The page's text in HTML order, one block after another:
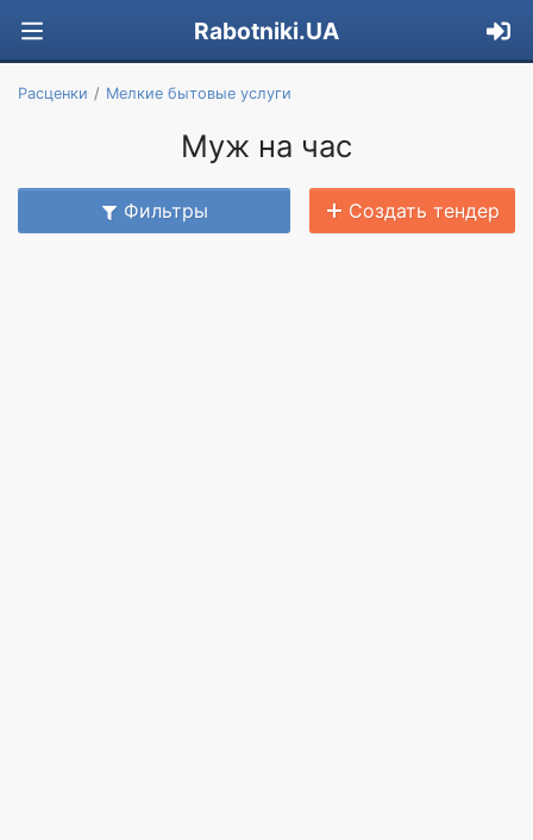
Rabotniki.UA
Расценки Мелкие бытовые услуги
Муж на час
Фильтры Создать тендер